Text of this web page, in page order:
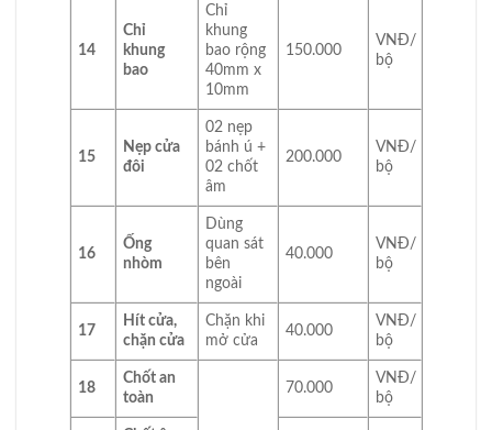
14
Chỉ
khung
bao
Chỉ
khung
bao rộng
40mm x
10mm
150.000
VNĐ/
bộ
15
Nẹp cửa
đôi
02 nẹp
bánh ú +
02 chốt
âm
200.000
VNĐ/
bộ
16
Ống
nhòm
Dùng
quan sát
bên
ngoài
40.000
VNĐ/
bộ
17
Hít cửa,
chặn cửa
Chặn khi
mở cửa
40.000
VNĐ/
bộ
18
Chốt an
toàn
70.000
VNĐ/
bộ